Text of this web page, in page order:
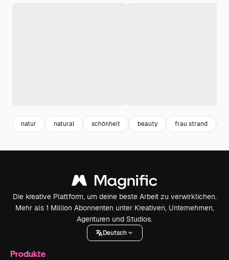
natur natural schönheit beauty frau strand
Die kreative Plattform, um deine beste Arbeit zu verwirklichen.
Mehr als 1 Million Abonnenten unter Kreativen, Unternehmen,
Agenturen und Studios.
Deutsch
Produkte